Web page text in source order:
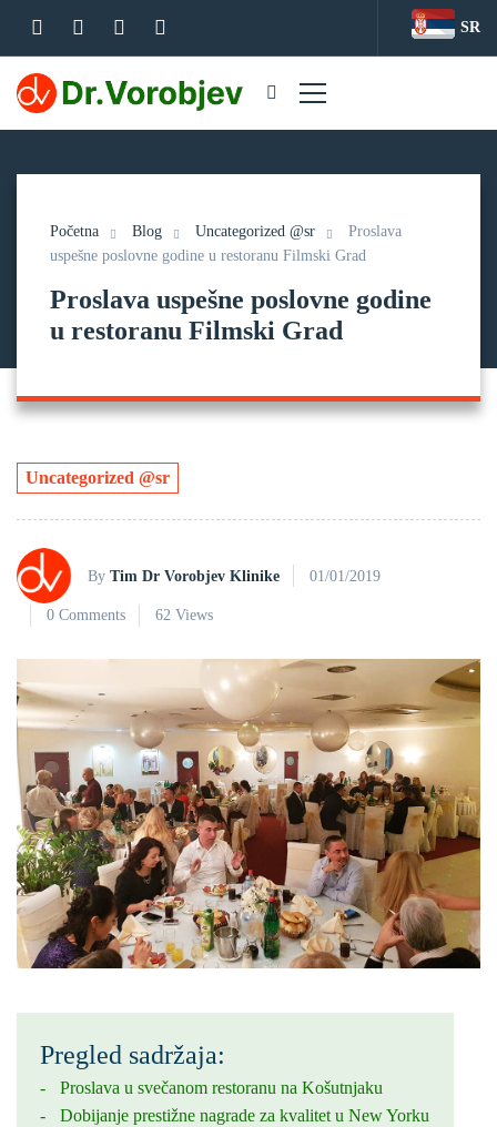
SR
Početna Blog Uncategorized @sr
Proslava
uspešne poslovne godine u restoranu Filmski Grad
Proslava uspešne poslovne godine
u restoranu Filmski Grad
Uncategorized @sr
By Tim Dr Vorobjev Klinike 01/01/2019
0 Comments 62 Views
Pregled sadržaja:
Proslava u svečanom restoranu na Košutnjaku
Dobijanje prestižne nagrade za kvalitet u New Yorku